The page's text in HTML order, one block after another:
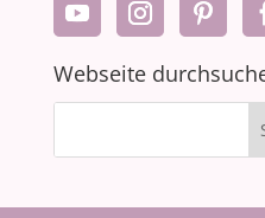
Webseite